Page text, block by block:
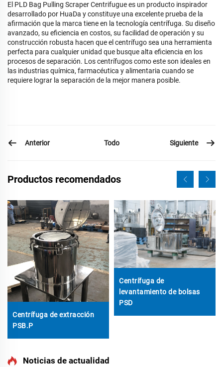
El PLD Bag Pulling Scraper Centrifugue es un producto inspirador
desarrollado por HuaDa y constituye una excelente prueba de la
afirmación que la marca tiene en la tecnología centrífuga. Su diseño
avanzado, su eficiencia en costos, su facilidad de operación y su
construcción robusta hacen que el centrífugo sea una herramienta
perfecta para cualquier unidad que busque alta eficiencia en los
procesos de separación. Los centrífugos como este son ideales en
las industrias química, farmacéutica y alimentaria cuando se
requiere lograr la separación de la mejor manera posible.
Anterior Todo Siguiente
Productos recomendados
Centrífuga de extracción
PSB.P
Centrífuga de
levantamiento de bolsas
PSD
Noticias de actualidad